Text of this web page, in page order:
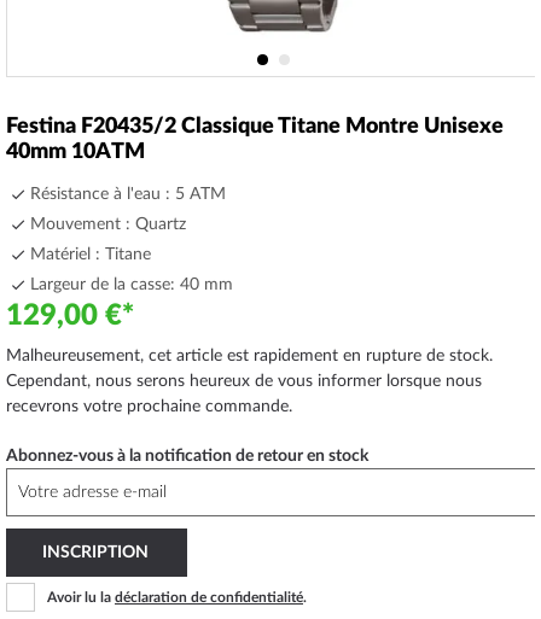
the
beginning
images
gallery
Festina F20435/2 Classique Titane Montre Unisexe
40mm 10ATM
Résistance à l'eau : 5 ATM
Mouvement : Quartz
Matériel : Titane
Largeur de la casse: 40 mm
129,00 €
Malheureusement, cet article est rapidement en rupture de stock.
Cependant, nous serons heureux de vous informer lorsque nous
recevrons votre prochaine commande.
Abonnez-vous à la notification de retour en stock
INSCRIPTION
Avoir lu la déclaration de confidentialité.